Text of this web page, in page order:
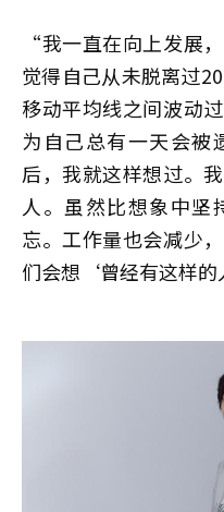
“我一直在向上发展
觉得自己从未脱离过
移动平均线之间波动
为自己总有一天会被
后，我就这样想过。
人。虽然比想象中坚
忘。工作量也会减少
们会想‘曾经有这样